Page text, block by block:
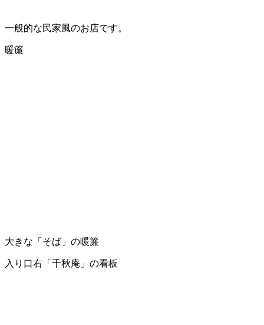
一般的な民家風のお店です。
暖簾
大きな「そば」の暖簾
入り口右「千秋庵」の看板